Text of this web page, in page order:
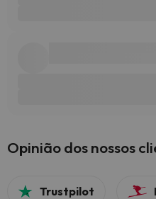
Opinião dos nossos
Trustpilot